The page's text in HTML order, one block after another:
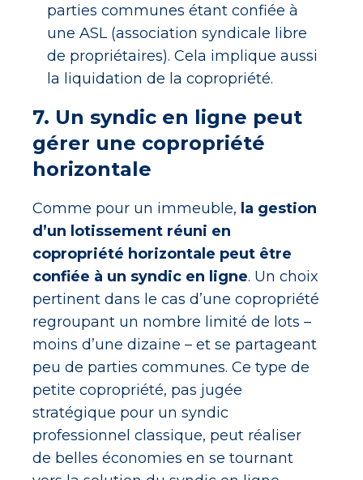
parties communes étant confiée à
une ASL (association syndicale libre
de propriétaires). Cela implique aussi
la liquidation de la copropriété.
7. Un syndic en ligne peut
gérer une copropriété
horizontale
Comme pour un immeuble, la gestion
d’un lotissement réuni en
copropriété horizontale peut être
confiée à un syndic en ligne. Un choix
pertinent dans le cas d’une copropriété
regroupant un nombre limité de lots –
moins d’une dizaine – et se partageant
peu de parties communes. Ce type de
petite copropriété, pas jugée
stratégique pour un syndic
professionnel classique, peut réaliser
de belles économies en se tournant